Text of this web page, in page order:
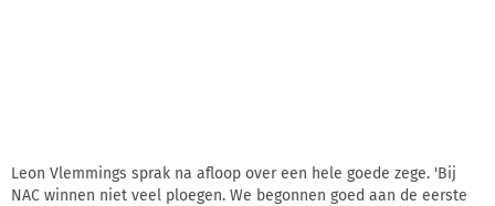
Leon Vlemmings sprak na afloop over een hele goede zege. 'Bij
NAC winnen niet veel ploegen. We begonnen goed aan de eerste